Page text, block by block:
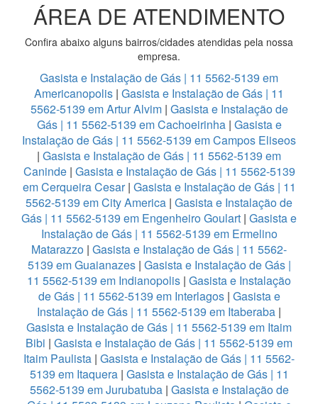
ÁREA DE ATENDIMENTO
Confira abaixo alguns bairros/cidades atendidas pela nossa
empresa.
Gasista e Instalação de Gás | 11 5562-5139 em
Americanopolis | Gasista e Instalação de Gás | 11
5562-5139 em Artur Alvim | Gasista e Instalação de
Gás | 11 5562-5139 em Cachoeirinha| Gasista e
Instalação de Gás | 11 5562-5139 em Campos Eliseos
| Gasista e Instalação de Gás | 11 5562-5139 em
Caninde| Gasista e Instalação de Gás | 11 5562-5139
em Cerqueira Cesar| Gasista e Instalação de Gás | 11
5562-5139 em City America | Gasista e Instalação de
Gás | 11 5562-5139 em Engenheiro Goulart | Gasista e
Instalação de Gás | 11 5562-5139 em Ermelino
Matarazzo | Gasista e Instalação de Gás | 11 5562-
5139 em Guaianazes| Gasista e Instalação de Gás |
11 5562-5139 em Indianopolis | Gasista e Instalação
de Gás | 11 5562-5139 em Interlagos| Gasista e
Instalação de Gás | 11 5562-5139 em Itaberaba |
Gasista e Instalação de Gás | 11 5562-5139 em Itaim
Bibi | Gasista e Instalação de Gás | 11 5562-5139 em
Itaim Paulista | Gasista e Instalação de Gás | 11 5562-
5139 em Itaquera| Gasista e Instalação de Gás | 11
5562-5139 em Jurubatuba| Gasista e Instalação de